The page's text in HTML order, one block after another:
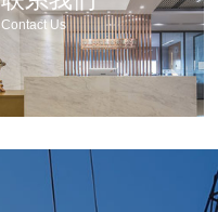
Contact Us